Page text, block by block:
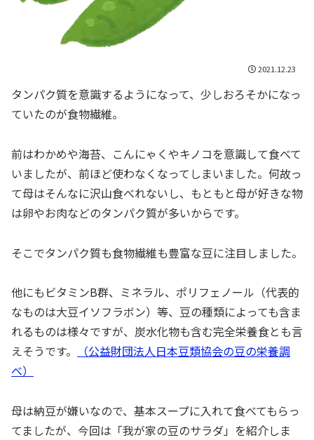
2021.12.23
タンパク質を意識するようになって、少しおろそかになっ
ていたのが食物繊維。
前はわかめや海苔、こんにゃくやキノコを意識して食べて
いましたが、前ほど使わなくなってしまいました。何故っ
て母はそんなに沢山食べれないし、もともと母が好きな物
は卵やお肉などのタンパク質が多いからです。
そこでタンパク質も食物繊維も豊富な豆に注目しました。
他にもビタミンB群、ミネラル、ポリフェノール（代表的
なものは大豆イソフラボン）等、豆の種類によっても含ま
れるものは様々ですが、炭水化物も含む完全栄養食とも言
えそうです。
（公益財団法人日本豆類協会の豆の栄養調
べ）
母は納豆が嫌いなので、基本スープに入れて食べてもらっ
てましたが、今回は「我が家の豆のサラダ」を紹介しま